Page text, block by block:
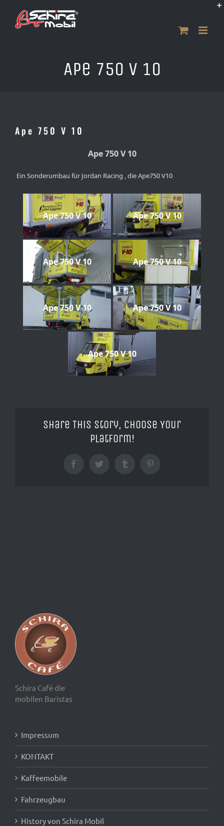
Inhalt
springen
Ape 750 V 10
Ape 750 V 10
Ape 750 V 10
Ein Sonderumbau für Jordan Racing , die Ape750 V10
Ape 750 V 10 Ape 750 V 10
Ape 750 V 10 Ape 750 V 10
Ape 750 V 10 Ape 750 V 10
Ape 750 V 10
Share This Story, Choose Your
Platform!
FacebookTwitter TumblrPinterest
Schira Café die
mobilen Baristas
Impressum
KONTAKT
Kaffeemobile
Fahrzeugbau
History von Schira Mobil